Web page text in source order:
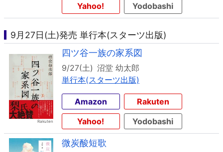
Yahoo!
Yodobashi
9月27日(土)発売 単行本(スターツ出版)
四ツ谷一族の家系図
9/27(土) 沼堂 幼太郎
単行本(スターツ出版)
Amazon
Rakuten
Yahoo!
Yodobashi
微炭酸短歌